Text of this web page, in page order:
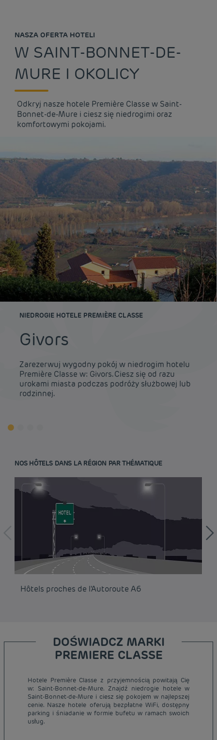
NASZA OFERTA HOTELI
W SAINT-BONNET-DE-
MURE I OKOLICY
Odkryj nasze hotele Première Classe w Saint-
Bonnet-de-Mure i ciesz się niedrogimi oraz
komfortowymi pokojami.
NIEDROGIE HOTELE PREMIÈRE CLASSE
Givors
Zarezerwuj wygodny pokój w niedrogim hotelu
Première Classe w: Givors. Ciesz się od razu
urokami miasta podczas podróży służbowej lub
rodzinnej.
NOS HÔTELS DANS LA RÉGION PAR THÉMATIQUE
Hôtels proches de l'Autoroute A6
DOŚWIADCZ MARKI
PREMIERE CLASSE
Hotele Première Classe z przyjemnością powitają Cię
w: Saint-Bonnet-de-Mure. Znajdź niedrogie hotele w
Saint-Bonnet-de-Mure i ciesz się pokojem w najlepszej
cenie. Nasze hotele oferują bezpłatne WiFi, dostępny
parking i śniadanie w formie bufetu w ramach swoich
usług.
Tanie hotele Paryż
Tanie hotele Warszawa
Tanie hotele Wrocław
Tanie hotele Polska
Informacje prawne
Regulamin